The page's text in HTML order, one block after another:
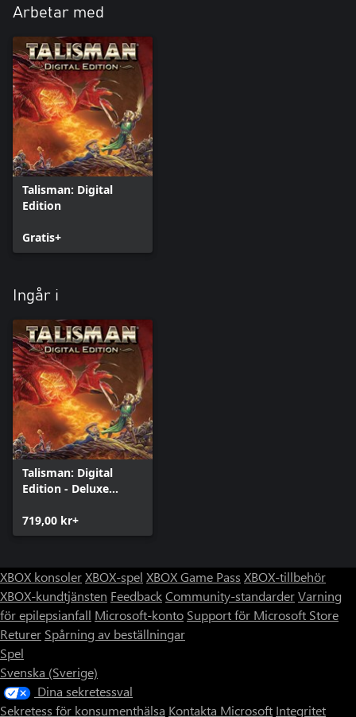
Arbetar med
Talisman: Digital
Edition
Gratis+
Ingår i
Talisman: Digital
Edition - Deluxe
719,00 kr+
XBOX konsolerXBOX-spel XBOX Game Pass XBOX-tillbehör
XBOX-kundtjänsten FeedbackCommunity-standarderVarning
för epilepsianfall Microsoft-konto Support för Microsoft Store
Returer Spårning av beställningar
Spel
Svenska (Sverige)
Dina sekretessval
Sekretess för konsumenthälsa Kontakta Microsoft Integritet